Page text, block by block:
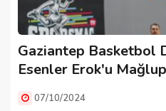
Gaziantep Basketbol
Esenler Erok'u
07/10/2024